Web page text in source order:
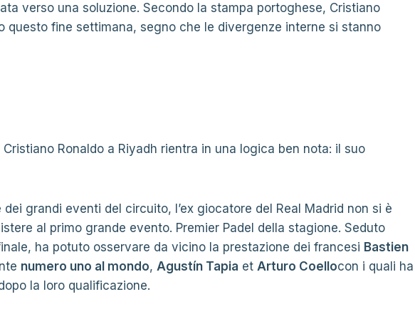
verso una soluzione. Secondo la stampa portoghese, Cristiano
questo fine settimana, segno che le divergenze interne si stanno
Ronaldo a Riyadh rientra in una logica ben nota: il suo
grandi eventi del circuito, l’ex giocatore del Real Madrid non si è
al primo grande evento. Premier Padel della stagione. Seduto
ha potuto osservare da vicino la prestazione dei francesi Bastien
numero uno al mondo, Agustín Tapia et Arturo Coellocon i quali ha
la loro qualificazione.